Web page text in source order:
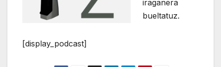
iraganera
bueltatuz.
[display_podcast]